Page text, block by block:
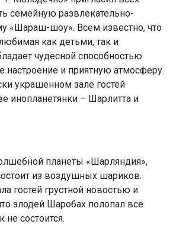
семейную развлекательно-
«Шараш-шоу». Всем известно, что
как детьми, так и
чудесной способностью
настроение и приятную атмосферу.
украшенном зале гостей
инопланетянки – Шарлитта и
планеты «Шарляндия»,
из воздушных шариков.
гостей грустной новостью и
злодей Шаробах полопал все
не состоится.